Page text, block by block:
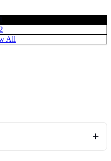
2
All